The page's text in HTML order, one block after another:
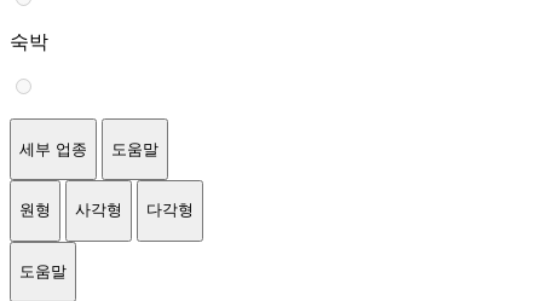
숙박
세부 업종 도움말
원형 사각형 다각형
도움말